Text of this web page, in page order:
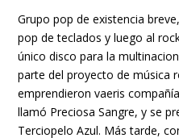
Grupo pop de existencia
pop de teclados y luego al
único disco para la
parte del proyecto de música
emprendieron vaeris
llamó Preciosa Sangre, y se
Terciopelo Azul. Más tarde,